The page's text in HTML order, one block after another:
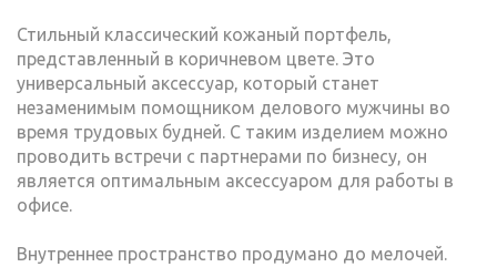
Стильный классический кожаный портфель,
представленный в коричневом цвете. Это
универсальный аксессуар, который станет
незаменимым помощником делового мужчины во
время трудовых будней. С таким изделием можно
проводить встречи с партнерами по бизнесу, он
является оптимальным аксессуаром для работы в
офисе.
Внутреннее пространство продумано до мелочей.